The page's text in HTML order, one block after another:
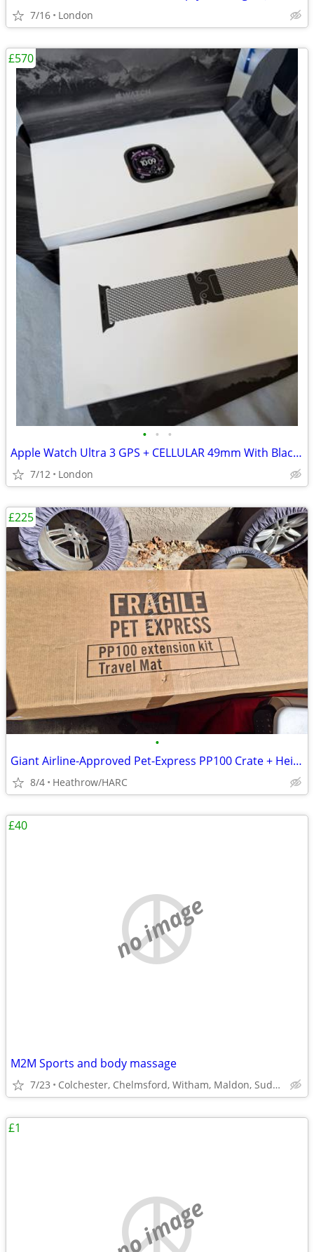
7/16 London
• • •
Apple Watch Ultra 3 GPS + CELLULAR 49mm With Black Titanium Milanese
7/12 London
£570
•
Giant Airline-Approved Pet-Express PP100 Crate + Height Extender Kit
8/4 Heathrow/HARC
£225
no image
M2M Sports and body massage
7/23 Colchester, Chelmsford, Witham, Maldon, Sudbury
£40
no image
£1